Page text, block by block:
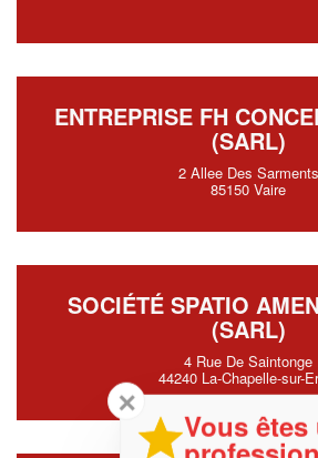
ENTREPRISE FH
(SARL)
2 Allee Des Sarments
85150 Vaire
SOCIÉTÉ SPATIO
(SARL)
4 Rue De Saintonge
44240 La-Chapelle-sur-
✕
Vous êtes